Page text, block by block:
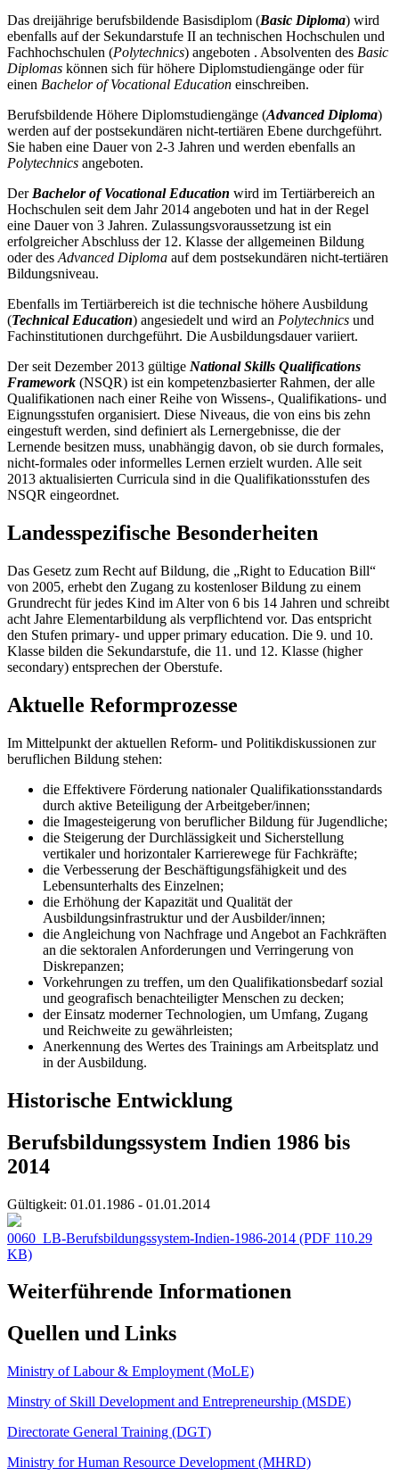
Das dreijährige berufsbildende Basisdiplom (Basic Diploma) wird
ebenfalls auf der Sekundarstufe II an technischen Hochschulen und
Fachhochschulen (Polytechnics) angeboten . Absolventen des Basic
Diplomas können sich für höhere Diplomstudiengänge oder für
einen Bachelor of Vocational Education einschreiben.
Berufsbildende Höhere Diplomstudiengänge (Advanced Diploma)
werden auf der postsekundären nicht-tertiären Ebene durchgeführt.
Sie haben eine Dauer von 2-3 Jahren und werden ebenfalls an
Polytechnics angeboten.
Der Bachelor of Vocational Education wird im Tertiärbereich an
Hochschulen seit dem Jahr 2014 angeboten und hat in der Regel
eine Dauer von 3 Jahren. Zulassungsvoraussetzung ist ein
erfolgreicher Abschluss der 12. Klasse der allgemeinen Bildung
oder des Advanced Diploma auf dem postsekundären nicht-tertiären
Bildungsniveau.
Ebenfalls im Tertiärbereich ist die technische höhere Ausbildung
(Technical Education) angesiedelt und wird an Polytechnics und
Fachinstitutionen durchgeführt. Die Ausbildungsdauer variiert.
Der seit Dezember 2013 gültige National Skills Qualifications
Framework (NSQR) ist ein kompetenzbasierter Rahmen, der alle
Qualifikationen nach einer Reihe von Wissens-, Qualifikations- und
Eignungsstufen organisiert. Diese Niveaus, die von eins bis zehn
eingestuft werden, sind definiert als Lernergebnisse, die der
Lernende besitzen muss, unabhängig davon, ob sie durch formales,
nicht-formales oder informelles Lernen erzielt wurden. Alle seit
2013 aktualisierten Curricula sind in die Qualifikationsstufen des
NSQR eingeordnet.
Landesspezifische Besonderheiten
Das Gesetz zum Recht auf Bildung, die „Right to Education Bill“
von 2005, erhebt den Zugang zu kostenloser Bildung zu einem
Grundrecht für jedes Kind im Alter von 6 bis 14 Jahren und schreibt
acht Jahre Elementarbildung als verpflichtend vor. Das entspricht
den Stufen primary- und upper primary education. Die 9. und 10.
Klasse bilden die Sekundarstufe, die 11. und 12. Klasse (higher
secondary) entsprechen der Oberstufe.
Aktuelle Reformprozesse
Im Mittelpunkt der aktuellen Reform- und Politikdiskussionen zur
beruflichen Bildung stehen:
die Effektivere Förderung nationaler Qualifikationsstandards
durch aktive Beteiligung der Arbeitgeber/innen;
die Imagesteigerung von beruflicher Bildung für Jugendliche;
die Steigerung der Durchlässigkeit und Sicherstellung
vertikaler und horizontaler Karrierewege für Fachkräfte;
die Verbesserung der Beschäftigungsfähigkeit und des
Lebensunterhalts des Einzelnen;
die Erhöhung der Kapazität und Qualität der
Ausbildungsinfrastruktur und der Ausbilder/innen;
die Angleichung von Nachfrage und Angebot an Fachkräften
an die sektoralen Anforderungen und Verringerung von
Diskrepanzen;
Vorkehrungen zu treffen, um den Qualifikationsbedarf sozial
und geografisch benachteiligter Menschen zu decken;
der Einsatz moderner Technologien, um Umfang, Zugang
und Reichweite zu gewährleisten;
Anerkennung des Wertes des Trainings am Arbeitsplatz und
in der Ausbildung.
Historische Entwicklung
Berufsbildungssystem Indien 1986 bis
2014
Gültigkeit: 01.01.1986 - 01.01.2014
0060_LB-Berufsbildungssystem-Indien-1986-2014 (PDF 110.29
KB)
Weiterführende Informationen
Quellen und Links
Ministry of Labour & Employment (MoLE)
Minstry of Skill Development and Entrepreneurship (MSDE)
Directorate General Training (DGT)
Ministry for Human Resource Development (MHRD)